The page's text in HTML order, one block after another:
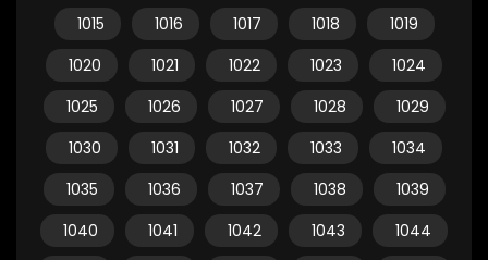
1015
1016 1017 1018
1019
1020
1021 1022 1023
1024
1025
1026 1027 1028
1029
1030
1031 1032 1033
1034
1035
1036 1037 1038
1039
1040
1041 1042 1043
1044